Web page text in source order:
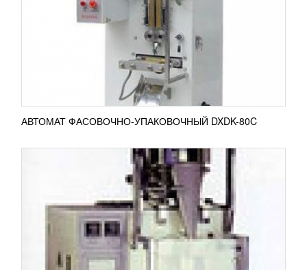
АВТОМАТ ФАСОВОЧНО-УПАКОВОЧНЫЙ DXDK-80C
Фасовочная машина HDL-K80C/60C применяется
для сыпучего вида продукции.
Производительность оборудования до 80 пакетов
АВТОМАТ ФАСОВОЧНО-УПАКОВОЧНЫЙ
DXDK-2000II
393 619RUB